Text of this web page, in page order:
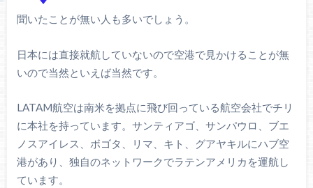
聞いたことが無い人も多いでしょう。
日本には直接就航していないので空港で見かけることが無
いので当然といえば当然です。
LATAM航空は南米を拠点に飛び回っている航空会社でチリ
に本社を持っています。サンティアゴ、サンパウロ、ブエ
ノスアイレス、ボゴタ、リマ、キト、グアヤキルにハブ空
港があり、独自のネットワークでラテンアメリカを運航し
ています。